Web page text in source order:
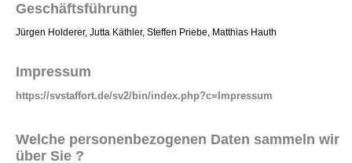
Geschäftsführung
Jürgen Holderer, Jutta Käthler, Steffen Priebe, Matthias Hauth
Impressum
https://svstaffort.de/sv2/bin/index.php?c=Impressum
Welche personenbezogenen Daten sammeln wir
über Sie ?